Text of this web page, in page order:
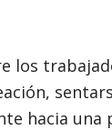
los
hacia